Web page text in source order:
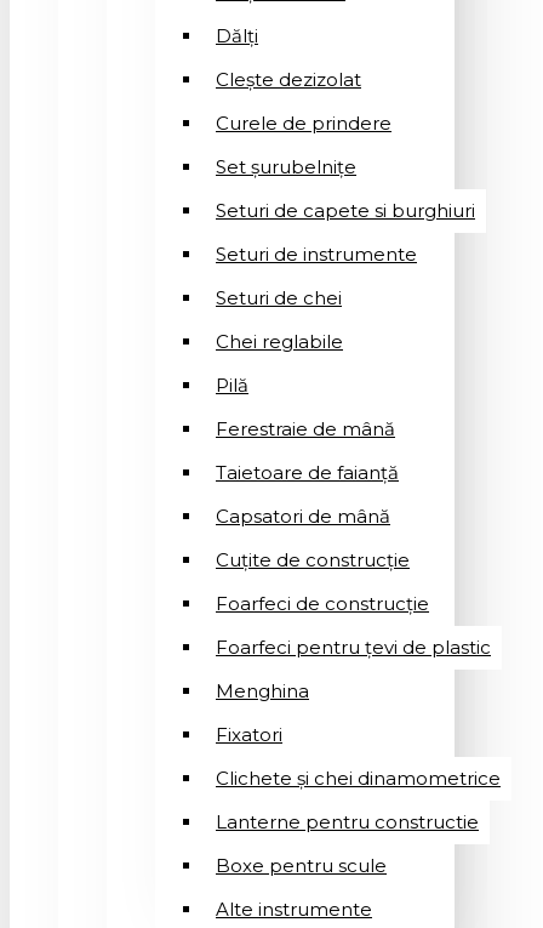
Dălți
Clește dezizolat
Curele de prindere
Set șurubelnițe
Seturi de capete si burghiuri
Seturi de instrumente
Seturi de chei
Chei reglabile
Pilă
Ferestraie de mână
Taietoare de faianță
Capsatori de mână
Cuțite de construcție
Foarfeci de construcție
Foarfeci pentru țevi de plastic
Menghina
Fixatori
Clichete și chei dinamometrice
Lanterne pentru constructie
Boxe pentru scule
Alte instrumente